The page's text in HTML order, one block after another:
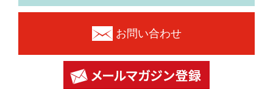
お問い合わせ